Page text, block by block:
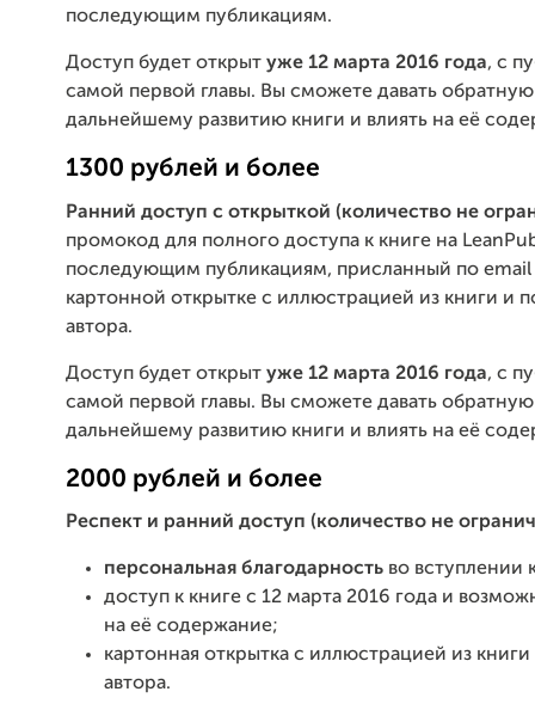
последующим публикациям.
Доступ будет открыт уже 12 марта 2016 года, с
самой первой главы. Вы сможете давать обратную
дальнейшему развитию книги и влиять на её
1300 рублей и более
Ранний доступ с открыткой (количество не
промокод для полного доступа к книге на
последующим публикациям, присланный по email
картонной открытке с иллюстрацией из книги и
автора.
Доступ будет открыт уже 12 марта 2016 года, с
самой первой главы. Вы сможете давать обратную
дальнейшему развитию книги и влиять на её
2000 рублей и более
Респект и ранний доступ (количество не
персональная благодарность во вступлении
доступ к книге с 12 марта 2016 года и
на её содержание;
картонная открытка с иллюстрацией из
автора.